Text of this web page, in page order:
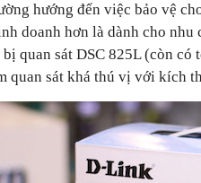
hướng đến việc bảo vệ
doanh hơn là dành cho
quan sát DSC 825L (còn
quan sát khá thú vị với kích